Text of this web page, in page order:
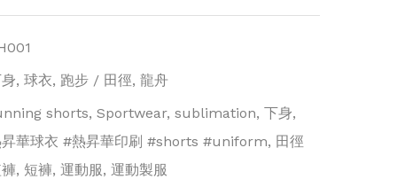
, 球衣, 跑步 / 田徑, 龍舟
shorts, Sportwear, sublimation, 下身,
華球衣 #熱昇華印刷 #shorts #uniform, 田徑
, 短褲, 運動服, 運動製服